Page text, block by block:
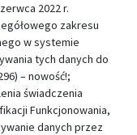
2022 r.
zakresu
w systemie
tych danych do
– nowość!;
świadczenia
Funkcjonowania,
danych przez